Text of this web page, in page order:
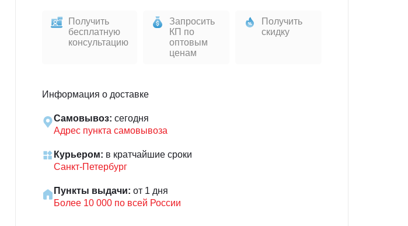
Получить
бесплатную
консультацию
Запросить
КП по
оптовым
ценам
Получить
скидку
Информация о доставке
Самовывоз: сегодня
Адрес пункта самовывоза
Курьером: в кратчайшие сроки
Санкт-Петербург
Пункты выдачи: от 1 дня
Более 10 000 по всей России